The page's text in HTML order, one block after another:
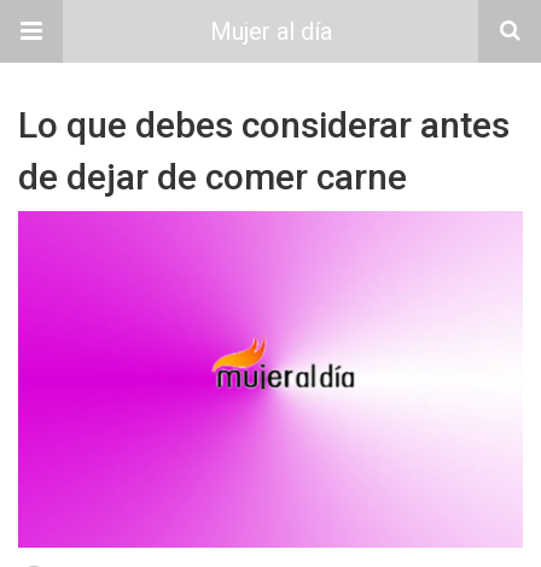
Mujer al día
Lo que debes considerar antes
de dejar de comer carne